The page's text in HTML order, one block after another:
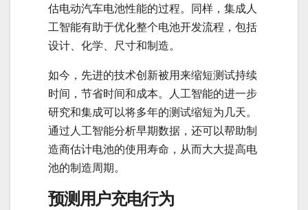
估电动汽车电池性能的过程。同样，集成人
工智能有助于优化整个电池开发流程，包括
设计、化学、尺寸和制造。
如今，先进的技术创新被用来缩短测试持续
时间，节省时间和成本。人工智能的进一步
研究和集成可以将多年的测试缩短为几天。
通过人工智能分析早期数据，还可以帮助制
造商估计电池的使用寿命，从而大大提高电
池的制造周期。
预测用户充电行为